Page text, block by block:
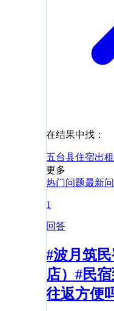
在结果中找：
五台县住宿出
更多
热门问题最新
1
回答
#波月筑
店）#民
往返方便